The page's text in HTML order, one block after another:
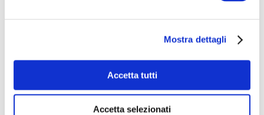
Mostra dettagli
Accetta tutti
Accetta selezionati
(con lo stipendio indecente di un insegnante
un Paese come l’Italia. Anzi, molto peggio, di
provvisori palliativi dal dolore.